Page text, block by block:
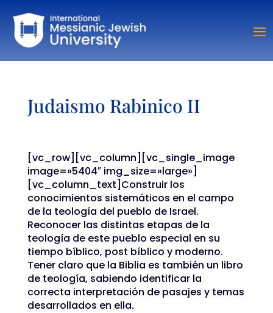
Judaismo Rabinico II
[vc_row][vc_column][vc_single_image
image=»5404″ img_size=»large»]
[vc_column_text]Construir los
conocimientos sistemáticos en el campo
de la teología del pueblo de Israel.
Reconocer las distintas etapas de la
teología de este pueblo especial en su
tiempo bíblico, post bíblico y moderno.
Tener claro que la Biblia es también un libro
de teología, sabiendo identificar la
correcta interpretación de pasajes y temas
desarrollados en ella.